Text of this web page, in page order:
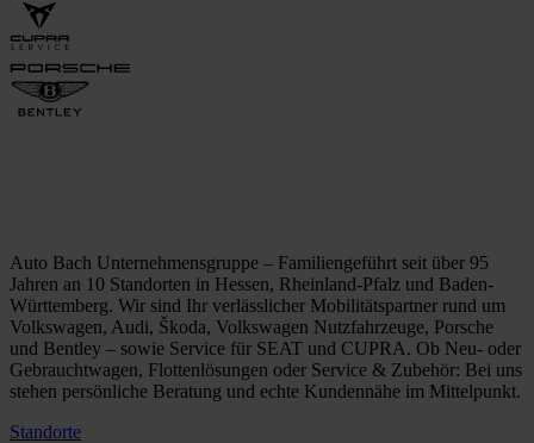
Auto Bach Unternehmensgruppe – Familiengeführt seit über 95
Jahren an 10 Standorten in Hessen, Rheinland-Pfalz und Baden-
Württemberg. Wir sind Ihr verlässlicher Mobilitätspartner rund um
Volkswagen, Audi, Škoda, Volkswagen Nutzfahrzeuge, Porsche
und Bentley – sowie Service für SEAT und CUPRA. Ob Neu- oder
Gebrauchtwagen, Flottenlösungen oder Service & Zubehör: Bei uns
stehen persönliche Beratung und echte Kundennähe im Mittelpunkt.
Standorte